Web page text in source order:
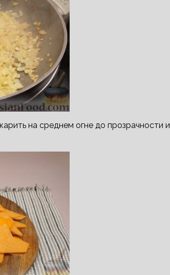
на среднем огне до прозрачности и